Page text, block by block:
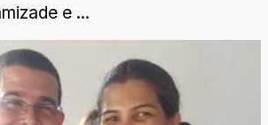
e ...